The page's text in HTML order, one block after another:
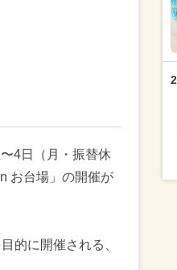
4日（月・振替休
お台場」の開催が
的に開催される、